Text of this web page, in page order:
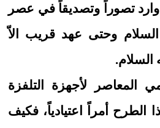
تصوراً وتصديقاً في عصر
السلام وحتى عهد قريب الاّ
السلام.
المعاصر لأجهزة التلفزة
الطرح أمراً اعتيادياً، فكيف